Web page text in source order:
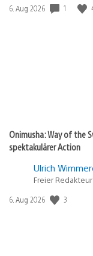
Veröffentlichungsdatum:
6. Aug 2026 1
Onimusha: Way of the
spektakulärer Action
Ulrich
Freier Redakteur
Veröffentlichungsdatum:
6. Aug 2026 3